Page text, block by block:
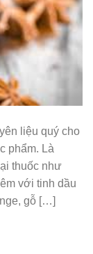
liệu quý cho
phẩm. Là
thuốc như
với tinh dầu
gỗ […]